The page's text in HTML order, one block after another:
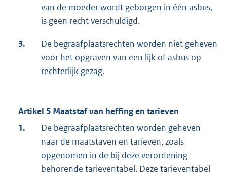
van de moeder wordt geborgen in één asbus,
is geen recht verschuldigd.
3.
De begraafplaatsrechten worden niet geheven
voor het opgraven van een lijk of asbus op
rechterlijk gezag.
Artikel 5 Maatstaf van heffing en tarieven
1.
De begraafplaatsrechten worden geheven
naar de maatstaven en tarieven, zoals
opgenomen in de bij deze verordening
behorende tarieventabel. Deze tarieventabel